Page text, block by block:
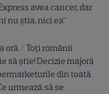
avea cancer, dar
nu știa, nici ea”
oră / Toți românii
să știe! Decizie majoră
din toată
urmează să se